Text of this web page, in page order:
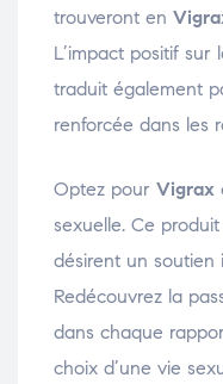
trouveront en
L’impact positif sur
traduit également
renforcée dans les
Optez pour Vigrax
sexuelle. Ce
désirent un
Redécouvrez la
dans chaque
choix d’une vie